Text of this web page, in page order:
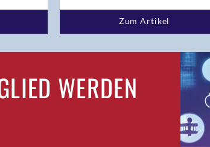
Zum Artikel
WERDEN